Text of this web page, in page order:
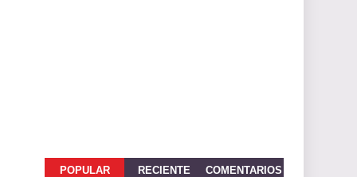
POPULAR RECIENTE COMENTARIOS